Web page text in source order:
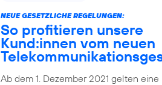
NEUE GESETZLICHE REGELUNGEN:
So profitieren unsere
Kund:innen vom neuen
Ab dem 1. Dezember 2021 gelten eine